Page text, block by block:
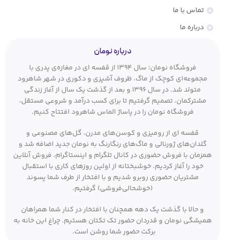
تماس با ما
درباره ما
درباره نومان
فروشگاه نومان؛ سال ۱۳۹۴ از قفسه ای در مغازه‌ی پدری با
مجموعه‌ای کوچک از ماگ، ظروف آشپزی و دکوری در شهر شاهرود
متولد شد. در سال ۱۳۹۶ و بعد از گذشت یک سال از آغاز زندگی
مشترکمان، تصمیم گرفتیم تا برای کسب درآمد و شروعی مستقل،
فروشگاه نومان را در پاساژ الماس شاهرود افتتاح کنیم.
قفسه ای از رومیزی و کوسن‌های مدرن، گل‌های مصنوعی و
گلدان‌های ژورنالی و ماگ‌های رنگارنگ به نومان جدید اضافه شد و
همزمان با فروش حضوری در کانال تلگرام و اینستاگرام، فروش آنلاین
خود را آغاز کردیم. خوشبختانه از اولین روزهای کاری با استقبال
مشتریان حضوری روبرو شدیم و با افتخار از طرف شما پسوند
(خوشحالی‌فروشی) گرفتیم.
و حالا با گذشت یک دهه همچنان با افتخار در کنار شما همراهان
همیشگی نومان و قدردان حضور تک تکتان هستیم. چراغ این خانه به
برکت حضور شما روشن است.